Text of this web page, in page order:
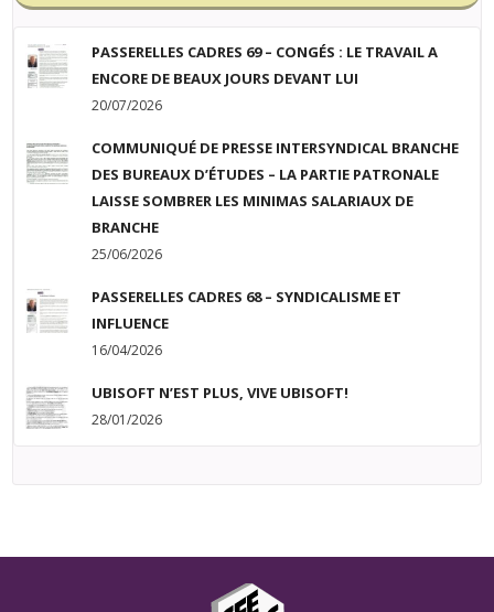
PASSERELLES CADRES 69 – CONGÉS : LE TRAVAIL A
ENCORE DE BEAUX JOURS DEVANT LUI
20/07/2026
COMMUNIQUÉ DE PRESSE INTERSYNDICAL BRANCHE
DES BUREAUX D’ÉTUDES – LA PARTIE PATRONALE
LAISSE SOMBRER LES MINIMAS SALARIAUX DE
BRANCHE
25/06/2026
PASSERELLES CADRES 68 – SYNDICALISME ET
INFLUENCE
16/04/2026
UBISOFT N’EST PLUS, VIVE UBISOFT!
28/01/2026